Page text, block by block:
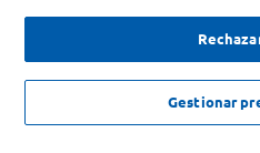
$607.999,00
Provincia
Gestionar